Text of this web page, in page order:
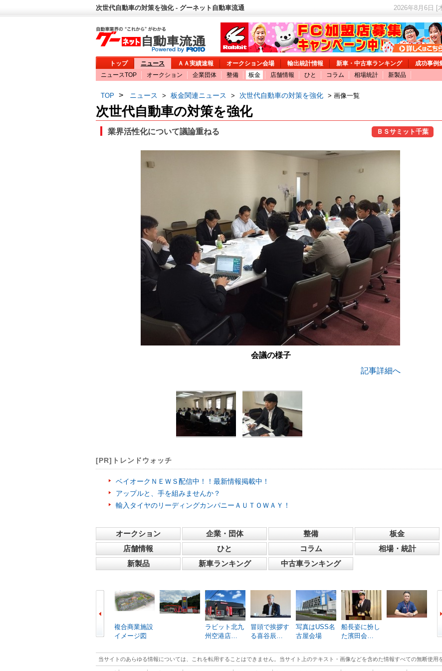
次世代自動車の対策を強化 - グーネット自動車流通 2026年8月6日 [
トップ ニュース ＡＡ実績速報 オークション会場 輸出統計情報 新車・中古車ランキング 成功事例
ニュースTOP
オークション 企業団体 整備 板金 店舗情報 ひと コラム 相場統計 新製品
TOP > ニュース > 板金関連ニュース > 次世代自動車の対策を強化 > 画像一覧
次世代自動車の対策を強化
業界活性化について議論重ねる ＢＳサミット千葉
会議の様子
記事詳細へ
[PR]トレンドウォッチ
ベイオークＮＥＷＳ配信中！！最新情報掲載中！
アップルと、手を組みませんか？
輸入タイヤのリーディングカンパニーＡＵＴＯＷＡＹ！
オークション 企業・団体 整備
板金
店舗情報
ひと コラム
相場・統計
新製品
新車ランキング 中古車ランキング
複合商業施設
イメージ図
ラビット北九
州空港店…
冒頭で挨拶す
る喜谷辰…
写真はUSS名
古屋会場
船長姿に扮し
た濱田会…
当サイトのあらゆる情報については、これを転用することはできません。当サイト上のテキスト・画像などを含めた情報すべての無断使用